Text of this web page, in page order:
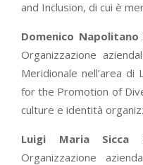
and Inclusion, di cui è
Domenico Napolitano
Organizzazione
Meridionale nell’area di
for the Promotion of
culture e identità
Luigi Maria Sicca
Organizzazione